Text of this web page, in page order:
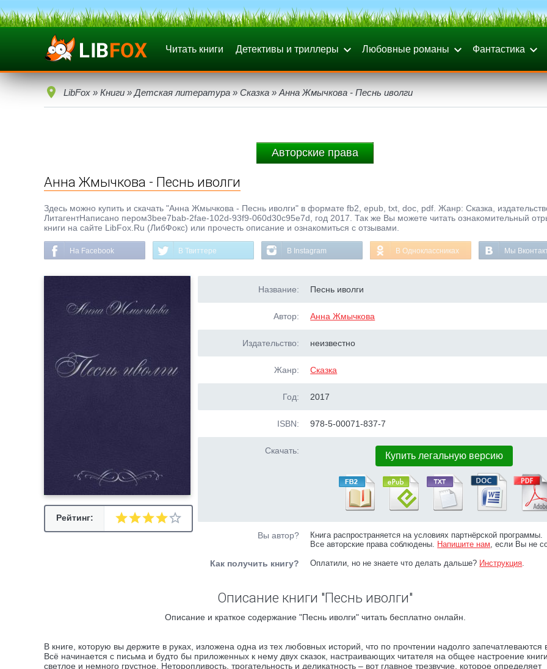
Читать книги Детективы и триллеры Любовные романы Фантастика
LibFox » Книги » Детская литература » Сказка » Анна Жмычкова - Песнь иволги
Авторские права
Анна Жмычкова - Песнь иволги
Здесь можно купить и скачать "Анна Жмычкова - Песнь иволги" в формате fb2, epub, txt, doc, pdf. Жанр: Сказка,
ЛитагентНаписано пером3bee7bab-2fae-102d-93f9-060d30c95e7d, год 2017. Так же Вы можете читать ознакомительный
книги на сайте LibFox.Ru (ЛибФокс) или прочесть описание и ознакомиться с отзывами.
На Facebook В Твиттере В Instagram В Одноклассниках Мы
Рейтинг:
Название: Песнь иволги
Автор: Анна Жмычкова
Издательство: неизвестно
Жанр: Сказка
Год: 2017
ISBN: 978-5-00071-837-7
Скачать: Купить легальную версию
Вы автор?
Книга распространяется на условиях партнёрской программы.
Все авторские права соблюдены. Напишите нам, если Вы не
Как получить книгу? Оплатили, но не знаете что делать дальше? Инструкция.
Описание книги "Песнь иволги"
Описание и краткое содержание "Песнь иволги" читать бесплатно онлайн.
В книге, которую вы держите в руках, изложена одна из тех любовных историй, что по прочтении надолго запечатлеваются
Всё начинается с письма и будто бы приложенных к нему двух сказок, настраивающих читателя на общее настроение
светлое и немного грустное. Неторопливость, трогательность и деликатность – вот главное трезвучие, которое определяет